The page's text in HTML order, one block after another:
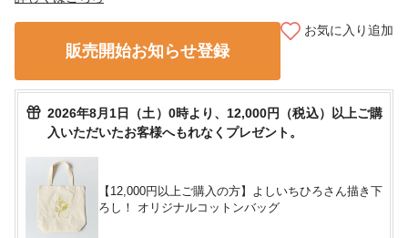
販売開始お知らせ登録
お気に入り追加
2026年8月1日（土）0時より、12,000円（税込）以上ご購
入いただいたお客様へもれなくプレゼント。
【12,000円以上ご購入の方】よしいちひろさん描き下
ろし！ オリジナルコットンバッグ